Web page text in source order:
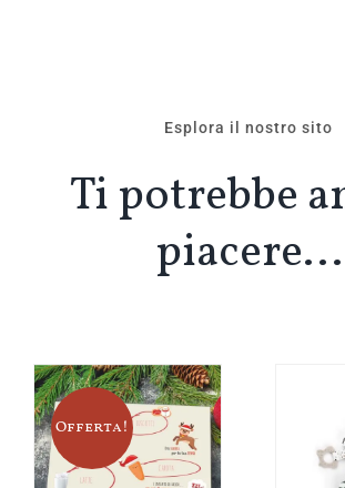
Esplora il nostro sito
Ti potrebbe
piacere…
Offerta!